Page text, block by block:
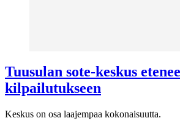
Tuusulan sote-keskus etenee
kilpailutukseen
Keskus on osa laajempaa kokonaisuutta.